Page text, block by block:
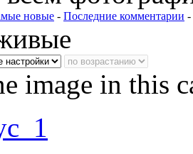
новые - Последние комментарии -
image in this